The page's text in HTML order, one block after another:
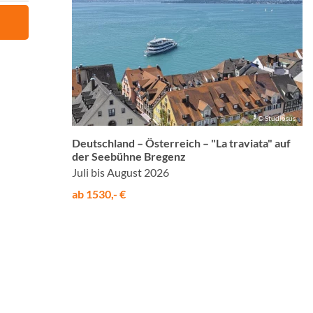
© Studiosus
Deutschland – Österreich – "La traviata" auf
der Seebühne Bregenz
Juli bis August 2026
ab 1530,- €